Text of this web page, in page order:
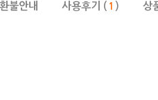
불안내 사용후기 ( 1 ) 상